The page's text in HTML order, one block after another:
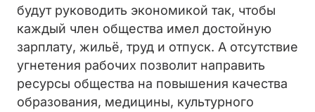
будут руководить экономикой так, чтобы
каждый член общества имел достойную
зарплату, жильё, труд и отпуск. А отсутствие
угнетения рабочих позволит направить
ресурсы общества на повышения качества
образования, медицины, культурного